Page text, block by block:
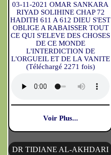
03-11-2021 OMAR SANKARA
RIYAD SOLIHINE CHAP 72
HADITH 611 A 612 DIEU S'EST
OBLIGE A RABAISSER TOUT
CE QUI S'ELEVE DES CHOSES
DE CE MONDE
L'INTERDICTION DE
L'ORGUEIL ET DE LA VANITE
(Téléchargé 2271 fois)
Voir Plus...
DR TIDIANE AL-AKHDARI